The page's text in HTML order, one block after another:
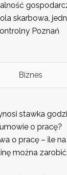
skarbowa,
Poznań
Biznes
stawka
o pracę?
o pracę – ile na
można